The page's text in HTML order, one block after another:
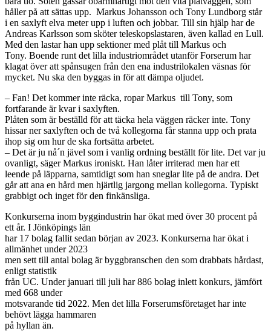
håller på att sättas upp. Markus Johansson och Tony Lundborg står
i en saxlyft elva meter upp i luften och jobbar. Till sin hjälp har de
Andreas Karlsson som sköter teleskopslastaren, även kallad en Lull.
Med den lastar han upp sektioner med plåt till Markus och
Tony. Boende runt det lilla industriområdet utanför Forserum har
klagat över att spånsugen från den ena industrilokalen väsnas för
mycket. Nu ska den byggas in för att dämpa oljudet.
– Fan! Det kommer inte räcka, ropar Markus till Tony, som
fortfarande är kvar i saxlyften.
Plåten som är beställd för att täcka hela väggen räcker inte. Tony
hissar ner saxlyften och de två kollegorna får stanna upp och prata
ihop sig om hur de ska fortsätta arbetet.
– Det är ju nå´n jävel som i vanlig ordning beställt för lite. Det var ju
ovanligt, säger Markus ironiskt. Han låter irriterad men har ett
leende på läpparna, samtidigt som han sneglar lite på de andra. Det
går att ana en hård men hjärtlig jargong mellan kollegorna. Typiskt
grabbigt och inget för den finkänsliga.
Konkurserna inom byggindustrin har ökat med över 30 procent på
ett år. I Jönköpings län
har 17 bolag fallit sedan början av 2023. Konkurserna har ökat i
allmänhet under 2023
men sett till antal bolag är byggbranschen den som drabbats hårdast,
enligt statistik
från UC. Under januari till juli har 886 bolag inlett konkurs, jämfört
med 668 under
motsvarande tid 2022. Men det lilla Forserumsföretaget har inte
behövt lägga hammaren
på hyllan än.